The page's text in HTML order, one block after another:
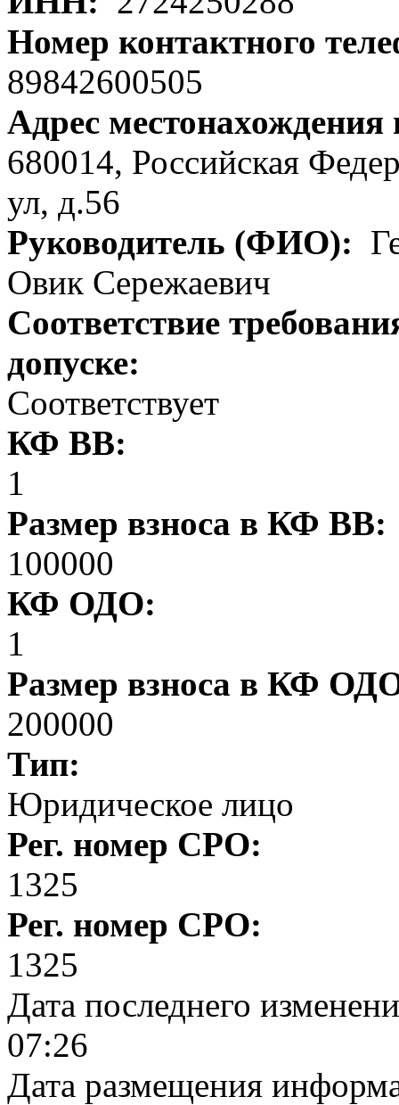
Номер контактного
89842600505
Адрес
680014, Российская
ул, д.56
Руководитель (ФИО):
Овик Сережаевич
Соответствие
допуске:
Соответствует
КФ ВВ:
1
Размер взноса в КФ ВВ:
100000
КФ ОДО:
1
Размер взноса в КФ
200000
Тип:
Юридическое лицо
Рег. номер СРО:
1325
Рег. номер СРО:
1325
Дата последнего
07:26
Дата размещения